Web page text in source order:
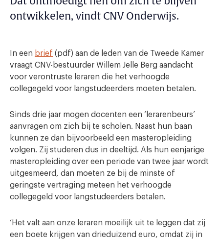
ontwikkelen, vindt CNV Onderwijs.
In een brief (pdf) aan de leden van de Tweede Kamer
vraagt CNV-bestuurder Willem Jelle Berg aandacht
voor verontruste leraren die het verhoogde
collegegeld voor langstudeerders moeten betalen.
Sinds drie jaar mogen docenten een ‘lerarenbeurs’
aanvragen om zich bij te scholen. Naast hun baan
kunnen ze dan bijvoorbeeld een masteropleiding
volgen. Zij studeren dus in deeltijd. Als hun eenjarige
masteropleiding over een periode van twee jaar wordt
uitgesmeerd, dan moeten ze bij de minste of
geringste vertraging meteen het verhoogde
collegegeld voor langstudeerders betalen.
‘Het valt aan onze leraren moeilijk uit te leggen dat zij
een boete krijgen van drieduizend euro, omdat zij in